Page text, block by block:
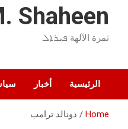
Shaheen
ثمرة الآلهة ܦܝܪܐܠ
الرئيسية أخبار
Home دونالد ترامب